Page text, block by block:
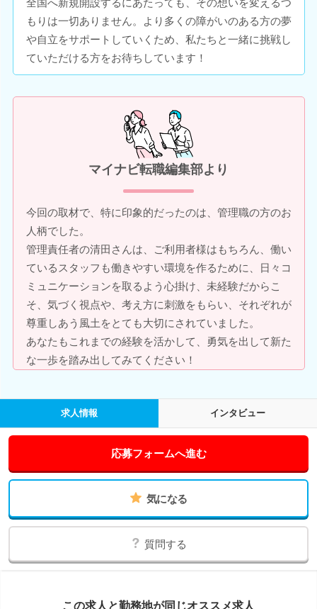
全国へ新規開設するにあたっても、その想いを変えるつ
もりは一切ありません。より多くの障がいのある方の夢
や自立をサポートしていくため、私たちと一緒に挑戦し
ていただける方をお待ちしています！
マイナビ転職編集部より
今回の取材で、特に印象的だったのは、管理職の方のお
人柄でした。
管理責任者の清田さんは、ご利用者様はもちろん、働い
ているスタッフも働きやすい環境を作るために、日々コ
ミュニケーションを取るよう心掛け、未経験だからこ
そ、気づく視点や、考え方に刺激をもらい、それぞれが
尊重しあう風土をとても大切にされていました。
あなたもこれまでの経験を活かして、勇気を出して新た
な一歩を踏み出してみてください！
求人情報 インタビュー
応募フォームへ進む
気になる
質問する
この求人と勤務地が同じオススメ求人